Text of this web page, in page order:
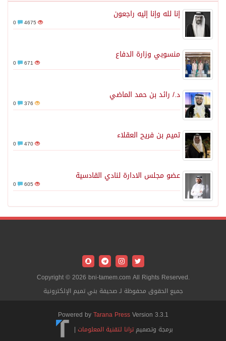
إنا لله وإنا إليه راجعون
4675
منسوبي وزارة الدفاع
671
د./ رائد بن حمد الماضي
376
تميم بن فريح العقلاء
470
عضو مجلس الادارة لنادي القادسية
605
Copyright © 2026 bni-tamem.com All Rights Reserved.
جميع الحقوق محفوظة لـ صحيفة بني تميم الإلكترونية
Powered byTarana PressVersion 3.3.1
برمجة وتصميمترانا لتقنية المعلومات |